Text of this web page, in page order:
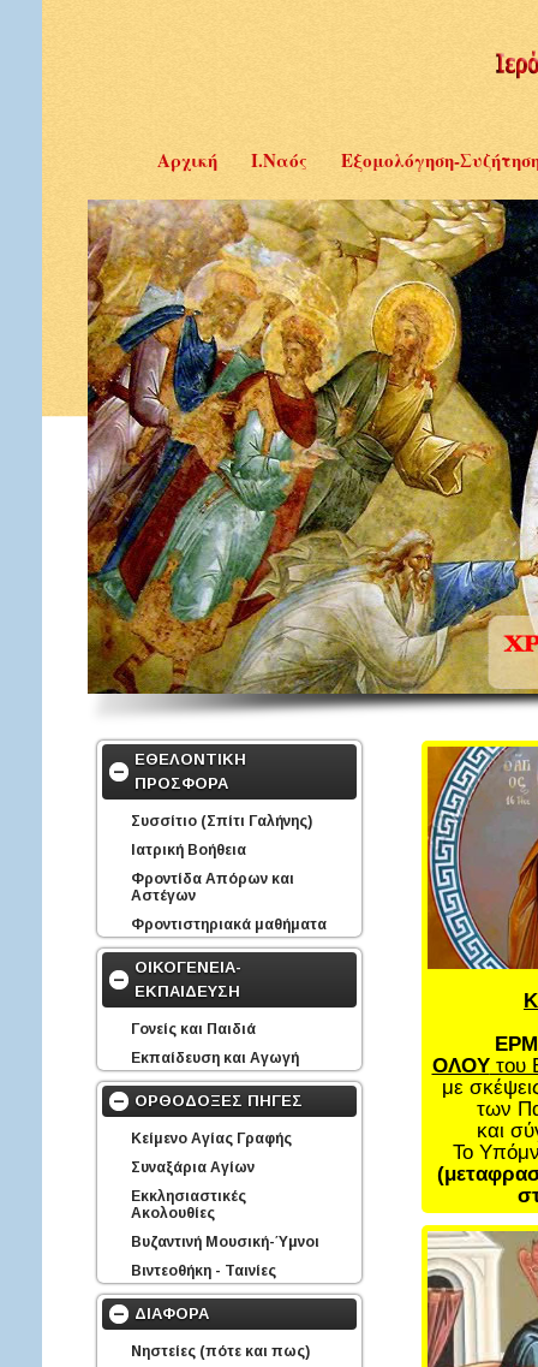
Αρχική Ι.Ναός Εξομολόγηση-
ΕΘΕΛΟΝΤΙΚΗ
ΠΡΟΣΦΟΡΑ
Συσσίτιο (Σπίτι Γαλήνης)
Ιατρική Βοήθεια
Φροντίδα Απόρων και
Αστέγων
Φροντιστηριακά μαθήματα
ΟΙΚΟΓΕΝΕΙΑ-
ΕΚΠΑΙΔΕΥΣΗ
Γονείς και Παιδιά
Εκπαίδευση και Αγωγή
ΟΡΘΟΔΟΞΕΣ ΠΗΓΕΣ
Κείμενο Αγίας Γραφής
Συναξάρια Αγίων
Εκκλησιαστικές
Ακολουθίες
Βυζαντινή Μουσική-Ύμνοι
Βιντεοθήκη - Ταινίες
ΔΙΑΦΟΡΑ
Νηστείες (πότε και πως)
ΟΛΟΥτου
με
των
και
Το